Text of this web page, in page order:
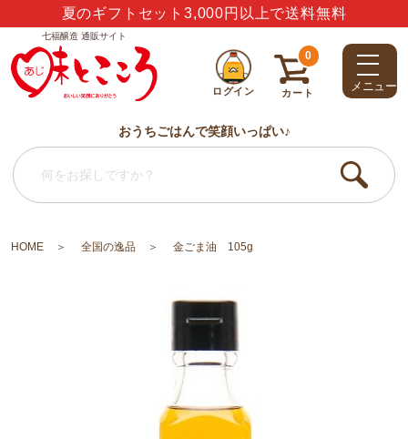
ありがとう・うれしい・楽しい・大好き・しあわせ
七福醸造 通販サイト
ログイン
0
カート メニュー
おうちごはんで笑顔いっぱい♪
HOME 全国の逸品 金ごま油 105g